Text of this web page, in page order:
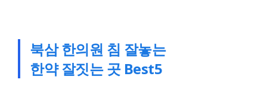
북삼 한의원 침 잘놓는
한약 잘짓는 곳 Best5